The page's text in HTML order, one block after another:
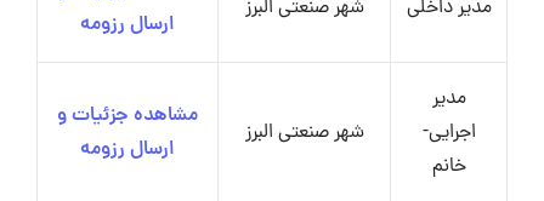
مدیر داخلی شهر صنعتی البرز
ارسال رزومه
مدیر
اجرایی-
خانم
شهر صنعتی البرز
مشاهده جزئیات و
ارسال رزومه